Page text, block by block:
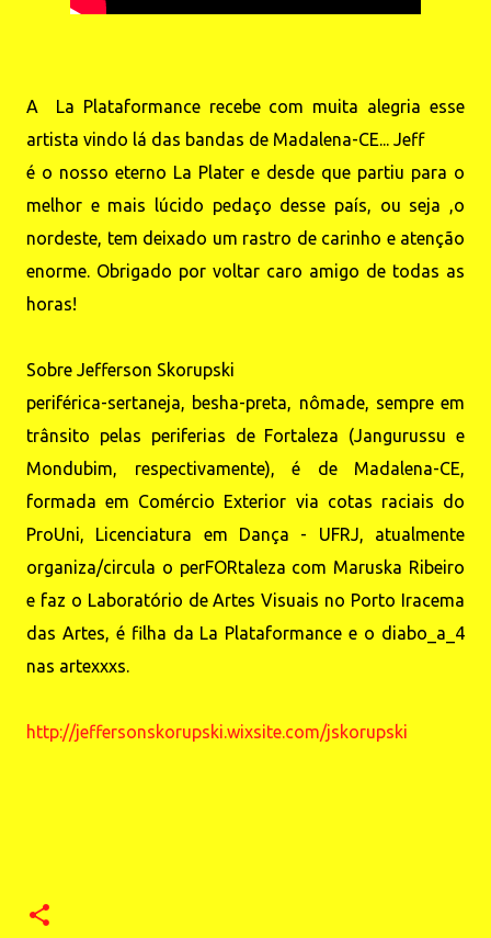
A La Plataformance recebe com muita alegria esse
artista vindo lá das bandas de Madalena-CE... Jeff
é o nosso eterno La Plater e desde que partiu para o
melhor e mais lúcido pedaço desse país, ou seja ,o
nordeste, tem deixado um rastro de carinho e atenção
enorme. Obrigado por voltar caro amigo de todas as
horas!
Sobre Jefferson Skorupski
periférica-sertaneja, besha-preta, nômade, sempre em
trânsito pelas periferias de Fortaleza (Jangurussu e
Mondubim, respectivamente), é de Madalena-CE,
formada em Comércio Exterior via cotas raciais do
ProUni, Licenciatura em Dança - UFRJ, atualmente
organiza/circula o perFORtaleza com Maruska Ribeiro
e faz o Laboratório de Artes Visuais no Porto Iracema
das Artes, é filha da La Plataformance e o diabo_a_4
nas artexxxs.
http://jeffersonskorupski.wixsite.com/jskorupski